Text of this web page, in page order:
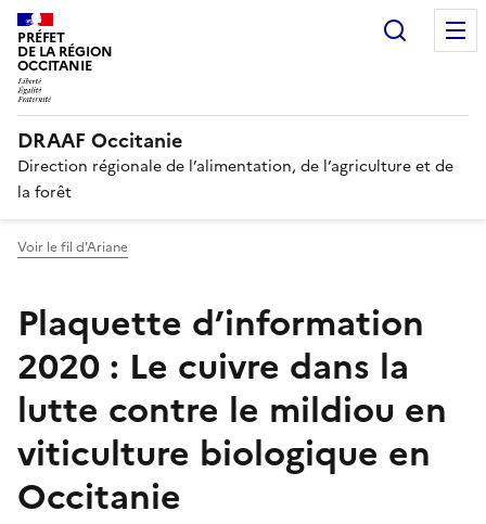
PRÉFET
DE LA RÉGION
OCCITANIE
DRAAF Occitanie
Direction régionale de l’alimentation, de l’agriculture et de
la forêt
Voir le fil d'Ariane
Plaquette d’information
2020 : Le cuivre dans la
lutte contre le mildiou en
viticulture biologique en
Occitanie